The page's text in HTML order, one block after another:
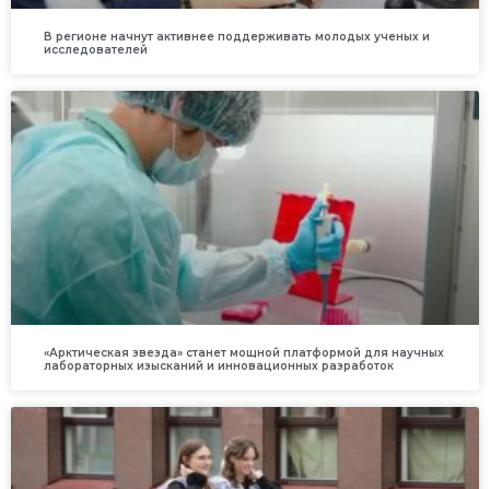
В регионе начнут активнее поддерживать молодых ученых и
исследователей
«Арктическая звезда» станет мощной платформой для научных
лабораторных изысканий и инновационных разработок